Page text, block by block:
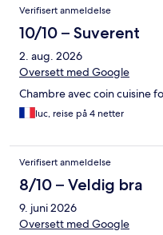
Verifisert anmeldelse
10/10 – Suverent
2. aug. 2026
Oversett med Google
Chambre avec coin cuisine
luc, reise på 4 netter
Verifisert anmeldelse
8/10 – Veldig bra
9. juni 2026
Oversett med Google